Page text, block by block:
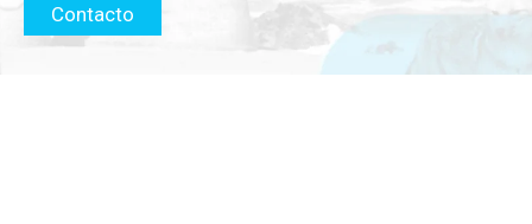
Contacto